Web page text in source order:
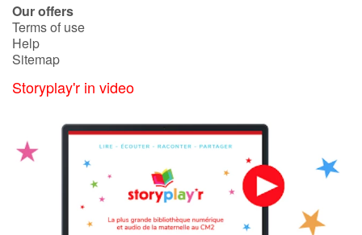
Our offers
Terms of use
Help
Sitemap
Storyplay'r in video